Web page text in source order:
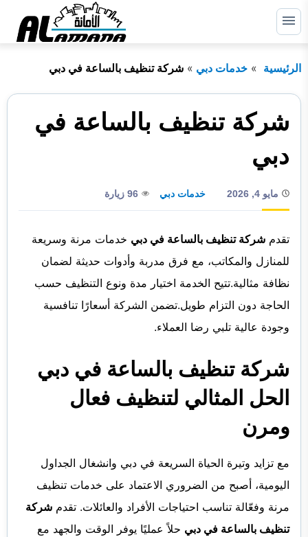
التجاوز
إلى القائمة
عن:
ابحث
الرئيسية
الشارقة
راس الخيمة
أم القيوين
أبوظبي
الرئيسية خدمات دبي شركة تنظيف بالساعة في دبي
شركة تنظيف بالساعة في
دبي
مايو 4, 2026 خدمات دبي 96 زيارة
تقدم شركة تنظيف بالساعة في دبي خدمات مرنة وسريعة
للمنازل والمكاتب، مع فرق مدربة وأدوات حديثة لضمان
نظافة مثالية.تتيح الخدمة اختيار مدة ونوع التنظيف حسب
الحاجة دون التزام طويل.تضمن الشركة أسعارًا تنافسية
وجودة عالية تلبي رضا العملاء.
شركة تنظيف بالساعة في دبي
الحل المثالي لتنظيف فعال
ومرن
مع تزايد وتيرة الحياة السريعة في دبي وانشغال الجداول
اليومية، أصبح من الضروري الاعتماد على خدمات تنظيف
مرنة وفعّالة تناسب احتياجات الأفراد والعائلات. تقدم شركة
تنظيف بالساعة في دبي حلاً عمليًا يوفر الوقت والجهد مع